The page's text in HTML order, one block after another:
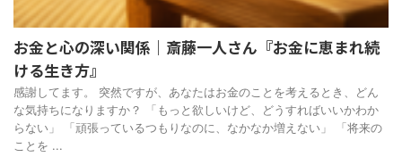
お金と心の深い関係｜斎藤一人さん『お金に恵まれ続
ける生き方』
感謝してます。 突然ですが、あなたはお金のことを考えるとき、どん
な気持ちになりますか？ 「もっと欲しいけど、どうすればいいかわか
らない」 「頑張っているつもりなのに、なかなか増えない」 「将来の
ことを ...